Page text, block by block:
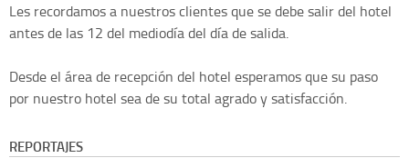
Les recordamos a nuestros clientes que se debe salir del hotel
antes de las 12 del mediodía del día de salida.
Desde el área de recepción del hotel esperamos que su paso
por nuestro hotel sea de su total agrado y satisfacción.
REPORTAJES